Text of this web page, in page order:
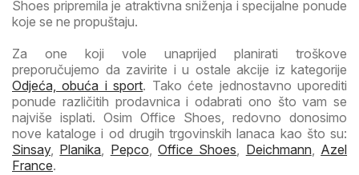
Shoes pripremila je atraktivna sniženja i specijalne ponude
koje se ne propuštaju.
Za one koji vole unaprijed planirati troškove
preporučujemo da zavirite i u ostale akcije iz kategorije
Odjeća, obuća i sport. Tako ćete jednostavno uporediti
ponude različitih prodavnica i odabrati ono što vam se
najviše isplati. Osim Office Shoes, redovno donosimo
nove kataloge i od drugih trgovinskih lanaca kao što su:
Sinsay, Planika, Pepco,Office Shoes, Deichmann, Azel
France.